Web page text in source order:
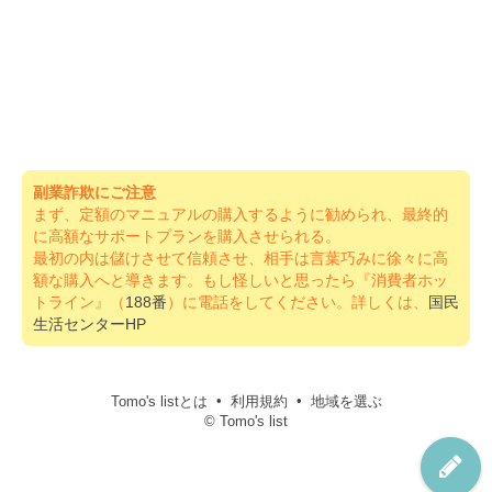
副業詐欺にご注意
まず、定額のマニュアルの購入するように勧められ、最終的
に高額なサポートプランを購入させられる。
最初の内は儲けさせて信頼させ、相手は言葉巧みに徐々に高
額な購入へと導きます。もし怪しいと思ったら『消費者ホッ
トライン』（188番）に電話をしてください。詳しくは、
国民
生活センターHP
Tomo's listとは 利用規約
地域を選ぶ
© Tomo's list